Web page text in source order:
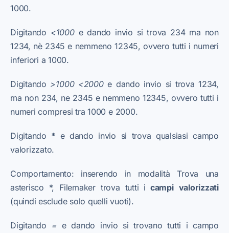
1000.
Digitando <1000 e dando invio si trova 234 ma non
1234, nè 2345 e nemmeno 12345, ovvero tutti i numeri
inferiori a 1000.
Digitando >1000 <2000e dando invio si trova 1234,
ma non 234, ne 2345 e nemmeno 12345, ovvero tutti i
numeri compresi tra 1000 e 2000.
Digitando * e dando invio si trova qualsiasi campo
valorizzato.
Comportamento: inserendo in modalità Trova una
asterisco *, Filemaker trova tutti i campi valorizzati
(quindi esclude solo quelli vuoti).
Digitando = e dando invio si trovano tutti i campo